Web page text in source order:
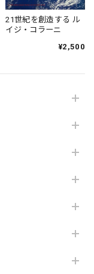
21世紀を創造する ル
イジ・コラーニ
¥2,500